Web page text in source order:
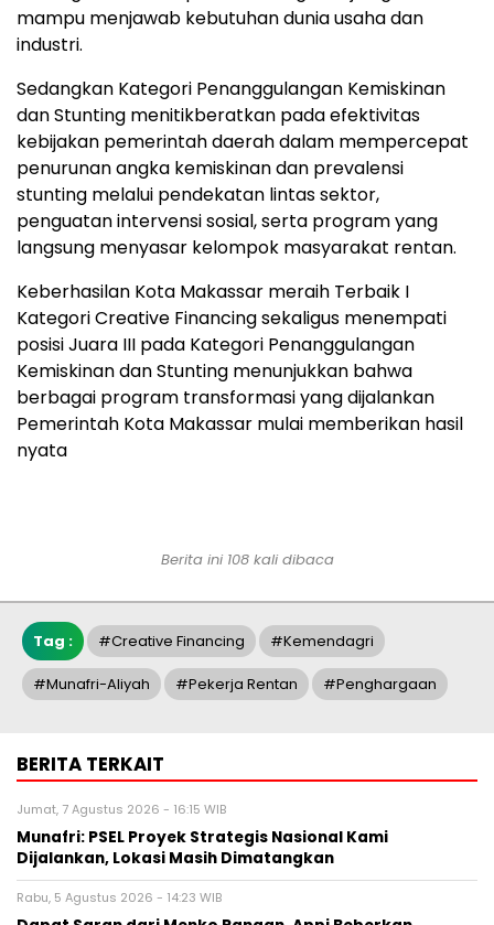
mampu menjawab kebutuhan dunia usaha dan
industri.
Sedangkan Kategori Penanggulangan Kemiskinan
dan Stunting menitikberatkan pada efektivitas
kebijakan pemerintah daerah dalam mempercepat
penurunan angka kemiskinan dan prevalensi
stunting melalui pendekatan lintas sektor,
penguatan intervensi sosial, serta program yang
langsung menyasar kelompok masyarakat rentan.
Keberhasilan Kota Makassar meraih Terbaik I
Kategori Creative Financing sekaligus menempati
posisi Juara III pada Kategori Penanggulangan
Kemiskinan dan Stunting menunjukkan bahwa
berbagai program transformasi yang dijalankan
Pemerintah Kota Makassar mulai memberikan hasil
nyata
Berita ini 108 kali dibaca
Tag : #Creative Financing #Kemendagri
#Munafri-Aliyah #pekerja Rentan #penghargaan
BERITA TERKAIT
Jumat, 7 Agustus 2026 - 16:15 WIB
Munafri: PSEL Proyek Strategis Nasional Kami
Dijalankan, Lokasi Masih Dimatangkan
Rabu, 5 Agustus 2026 - 14:23 WIB